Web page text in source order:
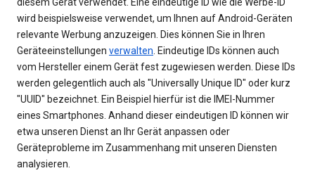
diesem Gerät verwendet. Eine eindeutige ID wie die Werbe-ID
wird beispielsweise verwendet, um Ihnen auf Android-Geräten
relevante Werbung anzuzeigen. Dies können Sie in Ihren
Geräteeinstellungen verwalten. Eindeutige IDs können auch
vom Hersteller einem Gerät fest zugewiesen werden. Diese IDs
werden gelegentlich auch als "Universally Unique ID" oder kurz
"UUID" bezeichnet. Ein Beispiel hierfür ist die IMEI-Nummer
eines Smartphones. Anhand dieser eindeutigen ID können wir
etwa unseren Dienst an Ihr Gerät anpassen oder
Geräteprobleme im Zusammenhang mit unseren Diensten
analysieren.